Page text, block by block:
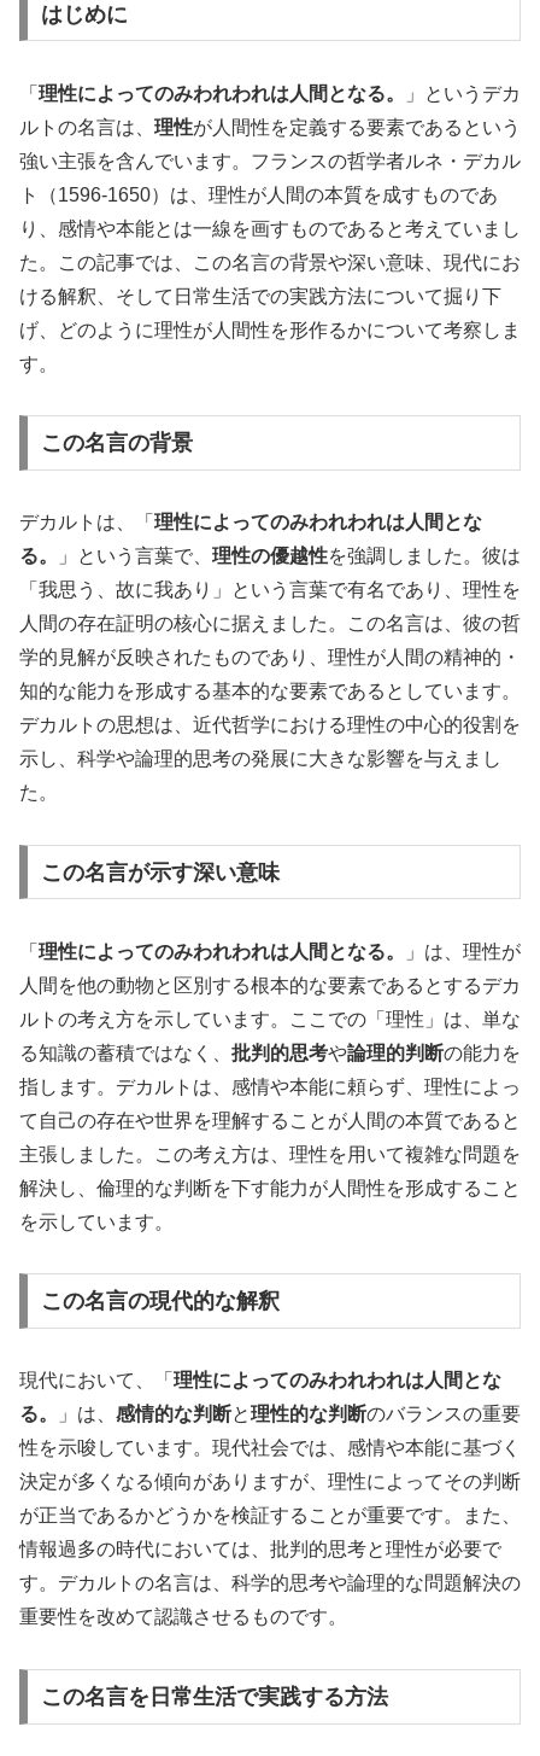
はじめに
「 理性によってのみわれわれは人間となる。
」というデカ
ルトの名言は、 理性が人間性を定義する要素であるという
強い主張を含んでいます。フランスの哲学者ルネ・デカル
ト（1596-1650）は、理性が人間の本質を成すものであ
り、感情や本能とは一線を画すものであると考えていまし
た。この記事では、この名言の背景や深い意味、現代にお
ける解釈、そして日常生活での実践方法について掘り下
げ、どのように理性が人間性を形作るかについて考察しま
す。
この名言の背景
デカルトは、「 理性によってのみわれわれは人間とな
る。
」という言葉で、 理性の優越性を強調しました。彼は
「我思う、故に我あり」という言葉で有名であり、理性を
人間の存在証明の核心に据えました。この名言は、彼の哲
学的見解が反映されたものであり、理性が人間の精神的・
知的な能力を形成する基本的な要素であるとしています。
デカルトの思想は、近代哲学における理性の中心的役割を
示し、科学や論理的思考の発展に大きな影響を与えまし
た。
この名言が示す深い意味
「 理性によってのみわれわれは人間となる。
」は、理性が
人間を他の動物と区別する根本的な要素であるとするデカ
ルトの考え方を示しています。ここでの「理性」は、単な
る知識の蓄積ではなく、 批判的思考や論理的判断の能力を
指します。デカルトは、感情や本能に頼らず、理性によっ
て自己の存在や世界を理解することが人間の本質であると
主張しました。この考え方は、理性を用いて複雑な問題を
解決し、倫理的な判断を下す能力が人間性を形成すること
を示しています。
この名言の現代的な解釈
現代において、「 理性によってのみわれわれは人間とな
る。
」は、 感情的な判断と理性的な判断のバランスの重要
性を示唆しています。現代社会では、感情や本能に基づく
決定が多くなる傾向がありますが、理性によってその判断
が正当であるかどうかを検証することが重要です。また、
情報過多の時代においては、批判的思考と理性が必要で
す。デカルトの名言は、科学的思考や論理的な問題解決の
重要性を改めて認識させるものです。
この名言を日常生活で実践する方法